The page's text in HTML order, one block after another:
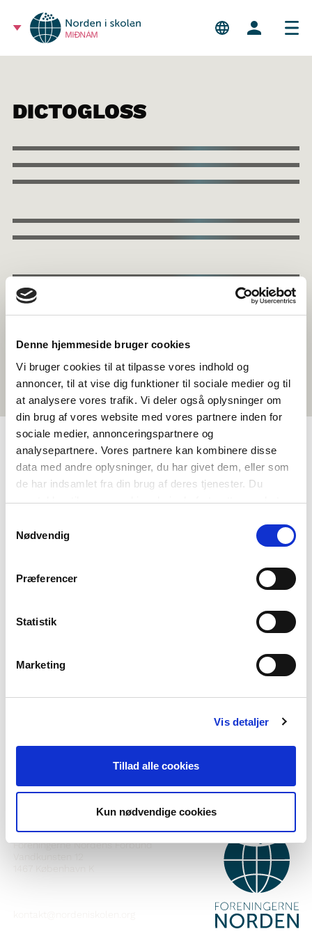
Denne hjemmeside bruger cookies
Vi bruger cookies til at tilpasse vores indhold og
annoncer, til at vise dig funktioner til sociale medier og til
at analysere vores trafik. Vi deler også oplysninger om
din brug af vores website med vores partnere inden for
sociale medier, annonceringspartnere og
analysepartnere. Vores partnere kan kombinere disse
data med andre oplysninger, du har givet dem, eller som
de har indsamlet fra din brug af deres tjenester. Du
samtykker til vores cookies, hvis du fortsætter med at
Nødvendig
Præferencer
Statistik
Marketing
Vis detaljer
Tillad alle cookies
Kun nødvendige cookies
MIÐNÁM
TAGS
Miðnám Mál
Uppskot til ítriv
Sprogforståelse - nabosprogundervisning
DICTOGLOSS
Fylg okkum á Instagram
SAMBAND VIÐ
Foreningerne Nordens Forbund